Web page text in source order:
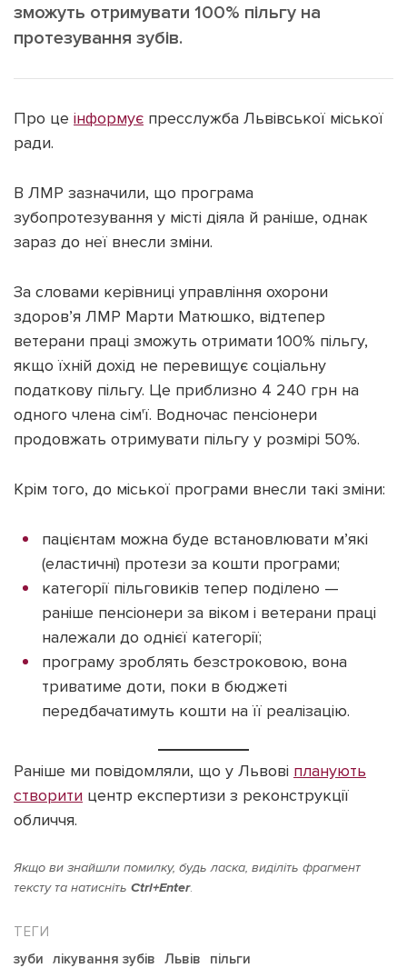
Зв'язатися з нами
зможуть отримувати 100% пільгу на
протезування зубів.
Про це інформує пресслужба Львівської міської
ради.
В ЛМР зазначили, що програма
зубопротезування у місті діяла й раніше, однак
зараз до неї внесли зміни.
За словами керівниці управління охорони
здоров’я ЛМР Марти Матюшко, відтепер
ветерани праці зможуть отримати 100% пільгу,
якщо їхній дохід не перевищує соціальну
податкову пільгу. Це приблизно 4 240 грн на
одного члена сім'ї. Водночас пенсіонери
продовжать отримувати пільгу у розмірі 50%.
Крім того, до міської програми внесли такі зміни:
пацієнтам можна буде встановлювати м’які
(еластичні) протези за кошти програми;
категорії пільговиків тепер поділено —
раніше пенсіонери за віком і ветерани праці
належали до однієї категорії;
програму зроблять безстроковою, вона
триватиме доти, поки в бюджеті
передбачатимуть кошти на її реалізацію.
Раніше ми повідомляли, що у Львові планують
створити центр експертизи з реконструкції
обличчя.
Якщо ви знайшли помилку, будь ласка, виділіть фрагмент
тексту та натисніть Ctrl+Enter.
зуби лікування зубів Львів пільги